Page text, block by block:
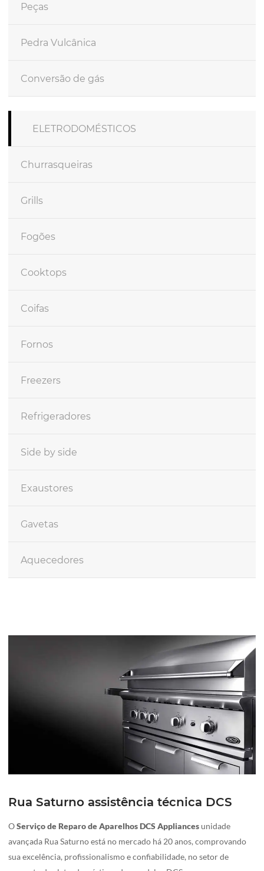
Peças
Pedra Vulcânica
Conversão de gás
ELETRODOMÉSTICOS
Churrasqueiras
Grills
Fogões
Cooktops
Coifas
Fornos
Freezers
Refrigeradores
Side by side
Exaustores
Gavetas
Aquecedores
Rua Saturno assistência técnica DCS
OServiço de Reparo de Aparelhos DCS Appliances unidade
avançada Rua Saturno está no mercado há 20 anos, comprovando
sua excelência, profissionalismo e confiabilidade, no setor de